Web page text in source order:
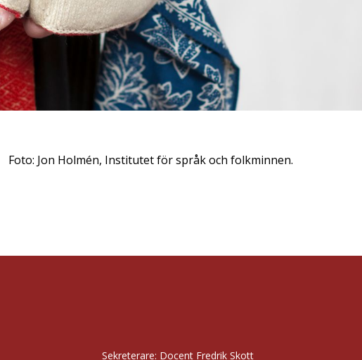
Foto: Jon Holmén, Institutet för språk och folkminnen.
Sekreterare: Docent Fredrik Skott